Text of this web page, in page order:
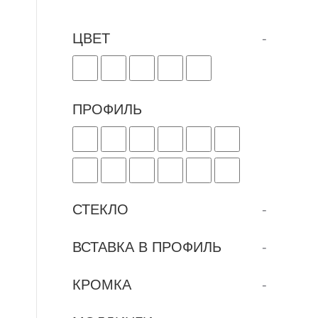
ЦВЕТ -
ПРОФИЛЬ
СТЕКЛО -
ВСТАВКА В ПРОФИЛЬ -
КРОМКА -